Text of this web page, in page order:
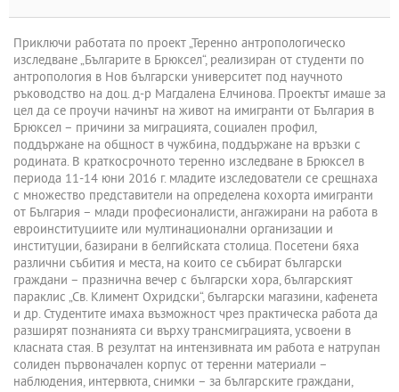
Приключи работата по проект „Теренно антропологическо
изследване „Българите в Брюксел“, реализиран от студенти по
антропология в Нов български университет под научното
ръководство на доц. д-р Магдалена Елчинова. Проектът имаше за
цел да се проучи начинът на живот на имигранти от България в
Брюксел – причини за миграцията, социален профил,
поддържане на общност в чужбина, поддържане на връзки с
родината. В краткосрочното теренно изследване в Брюксел в
периода 11-14 юни 2016 г. младите изследователи се срещнаха
с множество представители на определена кохорта имигранти
от България – млади професионалисти, ангажирани на работа в
евроинституциите или мултинационални организации и
институции, базирани в белгийската столица. Посетени бяха
различни събития и места, на които се събират български
граждани – празнична вечер с български хорa, българският
параклис „Св. Климент Охридски“, български магазини, кафенета
и др. Студентите имаха възможност чрез практическа работа да
разширят познанията си върху трансмиграцията, усвоени в
класната стая. В резултат на интензивната им работа е натрупан
солиден първоначален корпус от теренни материали –
наблюдения, интервюта, снимки – за българските граждани,